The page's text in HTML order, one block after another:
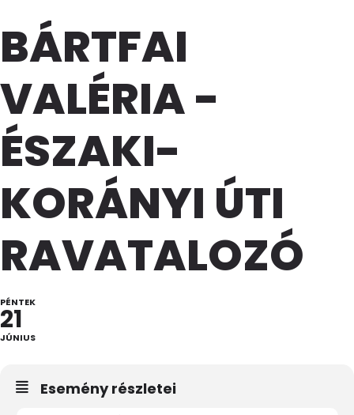
BÁRTFAI
VALÉRIA -
ÉSZAKI-
KORÁNYI ÚTI
RAVATALOZÓ
PÉNTEK
21
JÚNIUS
Esemény részletei